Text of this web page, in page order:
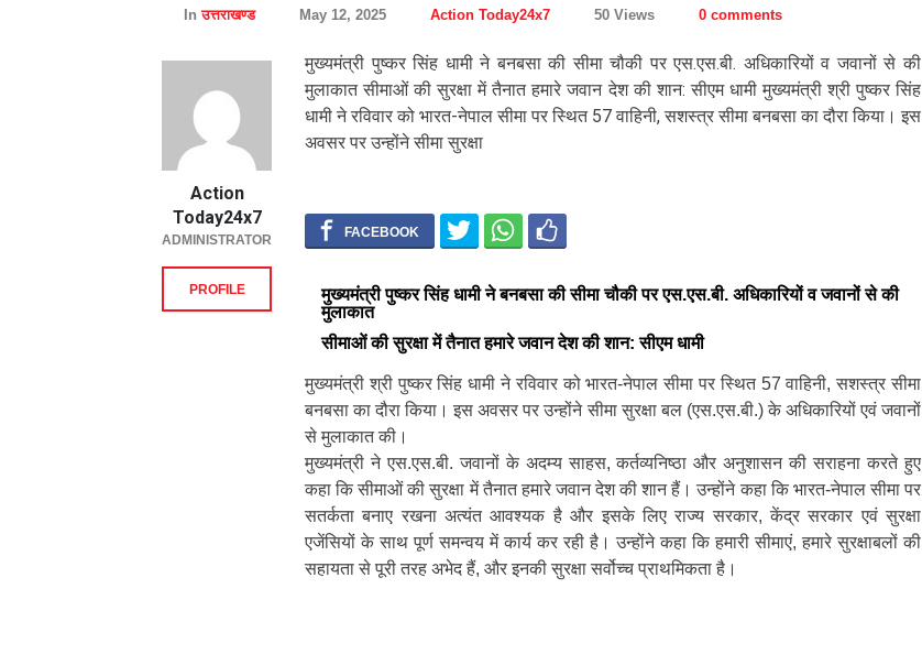
Inउत्तराखण्ड May 12, 2025 Action Today24x7 50 Views 0 comments
मुख्यमंत्री पुष्कर सिंह धामी ने बनबसा की सीमा चौकी पर एस.एस.बी. अधिकारियों व जवानों से की
मुलाकात सीमाओं की सुरक्षा में तैनात हमारे जवान देश की शान: सीएम धामी मुख्यमंत्री श्री पुष्कर सिंह
धामी ने रविवार को भारत-नेपाल सीमा पर स्थित 57 वाहिनी, सशस्त्र सीमा बनबसा का दौरा किया। इस
अवसर पर उन्होंने सीमा सुरक्षा
मुख्यमंत्री पुष्कर सिंह धामी ने बनबसा की सीमा चौकी पर एस.एस.बी. अधिकारियों व जवानों से की
मुलाकात
सीमाओं की सुरक्षा में तैनात हमारे जवान देश की शान: सीएम धामी
मुख्यमंत्री श्री पुष्कर सिंह धामी ने रविवार को भारत-नेपाल सीमा पर स्थित 57 वाहिनी, सशस्त्र सीमा
बनबसा का दौरा किया। इस अवसर पर उन्होंने सीमा सुरक्षा बल (एस.एस.बी.) के अधिकारियों एवं जवानों
से मुलाकात की।
मुख्यमंत्री ने एस.एस.बी. जवानों के अदम्य साहस, कर्तव्यनिष्ठा और अनुशासन की सराहना करते हुए
कहा कि सीमाओं की सुरक्षा में तैनात हमारे जवान देश की शान हैं। उन्होंने कहा कि भारत-नेपाल सीमा पर
सतर्कता बनाए रखना अत्यंत आवश्यक है और इसके लिए राज्य सरकार, केंद्र सरकार एवं सुरक्षा
एजेंसियों के साथ पूर्ण समन्वय में कार्य कर रही है। उन्होंने कहा कि हमारी सीमाएं, हमारे सुरक्षाबलों की
सहायता से पूरी तरह अभेद हैं, और इनकी सुरक्षा सर्वोच्च प्राथमिकता है।
Action
Today24x7
ADMINISTRATOR
PROFILE